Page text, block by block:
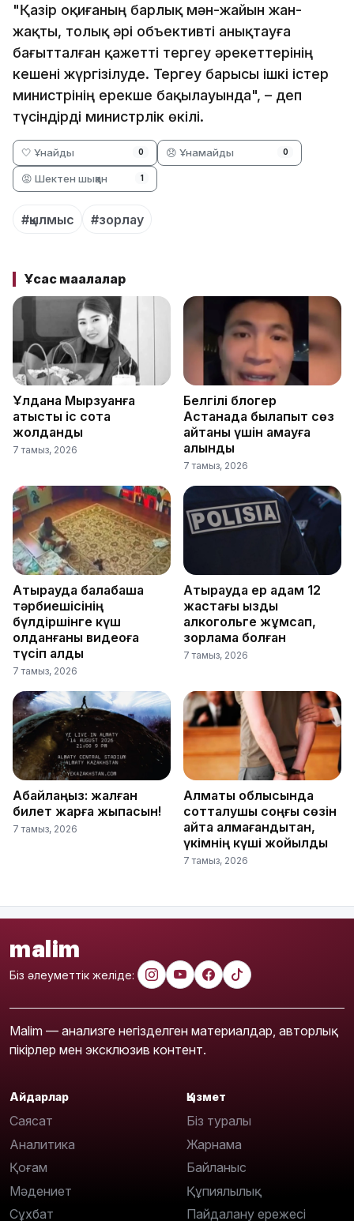
"Қазір оқиғаның барлық мән-жайын жан-
жақты, толық әрі объективті анықтауға
бағытталған қажетті тергеу әрекеттерінің
кешені жүргізілуде. Тергеу барысы ішкі істер
министрінің ерекше бақылауында", – деп
түсіндірді министрлік өкілі.
🤍 Ұнайды 0 😞 Ұнамайды 0
😡 Шектен шыққан 1
#қылмыс #зорлау
Ұқсас мақалалар
Ұлдана Мырзуанға
қатысты іс сотқа
жолданды
7 тамыз, 2026
Белгілі блогер
Астанада былапыт сөз
айтқаны үшін қамауға
алынды
7 тамыз, 2026
Атырауда балабақша
тәрбиешісінің
бүлдіршінге күш
қолданғаны видеоға
түсіп қалды
7 тамыз, 2026
Атырауда ер адам 12
жастағы қызды
алкогольге жұмсап,
зорламақ болған
7 тамыз, 2026
Абайлаңыз: жалған
билет жарға жықпасын!
7 тамыз, 2026
Алматы облысында
сотталушы соңғы сөзін
айта алмағандықтан,
үкімнің күші жойылды
7 тамыз, 2026
malim
Біз әлеуметтік желіде:
Malim — анализге негізделген материалдар, авторлық
пікірлер мен эксклюзив контент.
Айдарлар
Саясат
Аналитика
Қоғам
Мәдениет
Сұхбат
Қызмет
Біз туралы
Жарнама
Байланыс
Құпиялылық
Пайдалану ережесі